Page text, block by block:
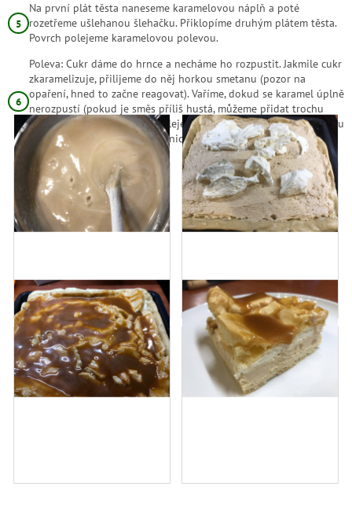
Na první plát těsta naneseme karamelovou náplň a poté
rozetřeme ušlehanou šlehačku. Přiklopíme druhým plátem těsta.
Povrch polejeme karamelovou polevou.
Poleva: Cukr dáme do hrnce a necháme ho rozpustit. Jakmile cukr
zkaramelizuje, přilijeme do něj horkou smetanu (pozor na
opaření, hned to začne reagovat). Vaříme, dokud se karamel úplně
nerozpustí (pokud je směs příliš hustá, můžeme přidat trochu
horké smetany). Okamžitě polejeme větrník karamelovou polevou
a necháme vychladnout v lednici.